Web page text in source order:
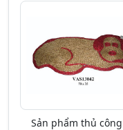
Sản phẩm thủ